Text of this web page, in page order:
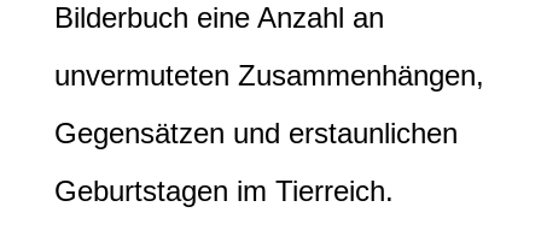
Bilderbuch eine Anzahl an
unvermuteten Zusammenhängen,
Gegensätzen und erstaunlichen
Geburtstagen im Tierreich.